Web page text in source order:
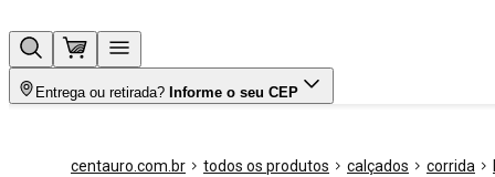
Entrega ou retirada? Informe o seu CEP
centauro.com.br todos os produtos calçados corrida